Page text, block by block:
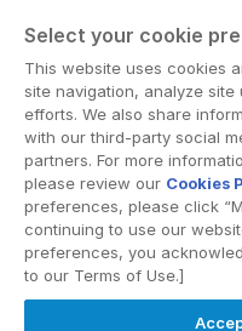
A Intralinks oferece um
soluções de
facilitam o trabalho
organizações,
plataforma segura
sincronização de
colaborativos e
Select your cookie
This website uses cookies
site navigation, analyze
efforts. We also share
with our third-party social
partners. For more
please review our Cookies
preferences, please click
continuing to use our
preferences, you
to our Terms of Use.]